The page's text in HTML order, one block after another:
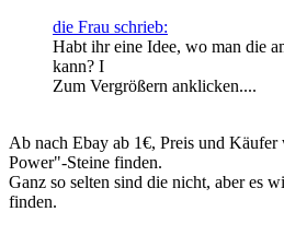
die Frau schrieb:
Habt ihr eine Idee, wo man die
kann? I
Zum Vergrößern anklicken....
Ab nach Ebay ab 1€, Preis und
Power"-Steine finden.
Ganz so selten sind die nicht, aber es
finden.